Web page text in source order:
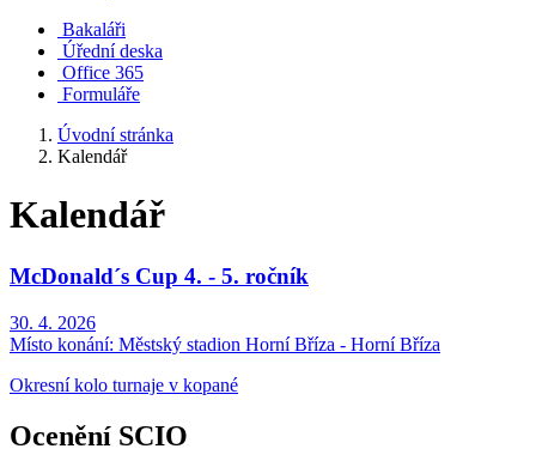
Bakaláři
Úřední deska
Office 365
Formuláře
Úvodní stránka
Kalendář
Kalendář
McDonald´s Cup 4. - 5. ročník
30. 4. 2026
Místo konání: Městský stadion Horní Bříza - Horní Bříza
Okresní kolo turnaje v kopané
Ocenění SCIO